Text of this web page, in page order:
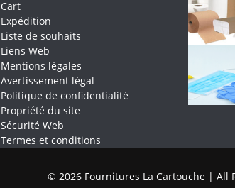
Cart
Expédition
Liste de souhaits
Liens Web
Mentions légales
Avertissement légal
Politique de confidentialité
Propriété du site
Sécurité Web
Termes et conditions
© 2026 Fournitures La Cartouche | All